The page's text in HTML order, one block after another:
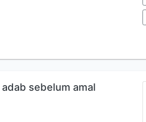
sebelum amal